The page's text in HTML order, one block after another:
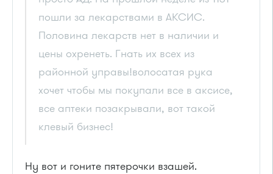
пошли за лекарствами в АКСИС.
Половина лекарств нет в наличии и
цены охренеть. Гнать их всех из
районной управы!волосатая рука
хочет чтобы мы покупали все в аксисе,
все аптеки позакрывали, вот такой
клевый бизнес!
Ну вот и гоните пятерочки взашей.